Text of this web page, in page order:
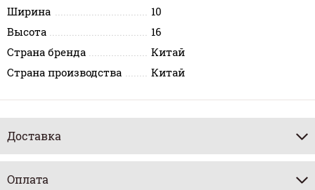
Ширина
10
Высота
16
Страна бренда
Китай
Страна производства
Китай
Доставка
Оплата